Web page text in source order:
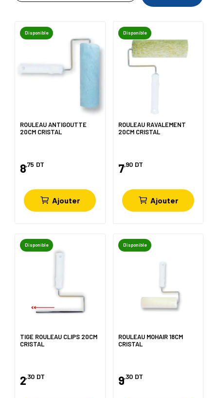
Disponible
ROULEAU ANTIGOUTTE
20CM CRISTAL
8,75 DT
Ajouter
Disponible
ROULEAU RAVALEMENT
20CM CRISTAL
7,90 DT
Ajouter
Disponible
TIGE ROULEAU CLIPS 20CM
CRISTAL
2,30 DT
Disponible
ROULEAU MOHAIR 18CM
CRISTAL
9,30 DT